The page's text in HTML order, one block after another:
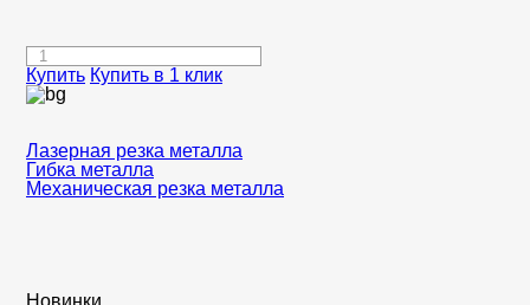
Купить Купить в 1 клик
Лазерная резка металла
Гибка металла
Механическая резка металла
Новинки